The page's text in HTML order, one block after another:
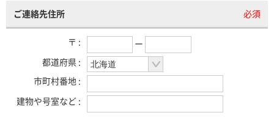
ご連絡先住所 必須
〒 :
ー
都道府県 :
市町村番地 :
建物や号室など :